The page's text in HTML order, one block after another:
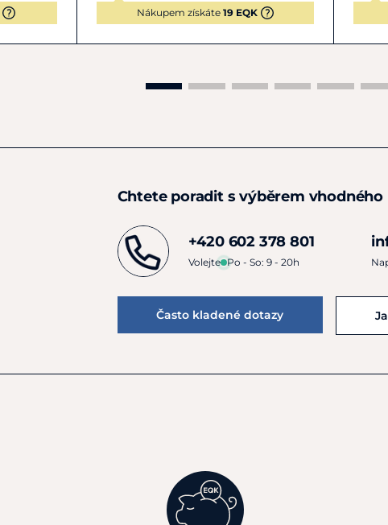
Nákupem získáte 19 EQK
Chtete poradit s výběrem
+420 602 378 801
Volejte Po - So: 9 - 20h
Často kladené dotazy